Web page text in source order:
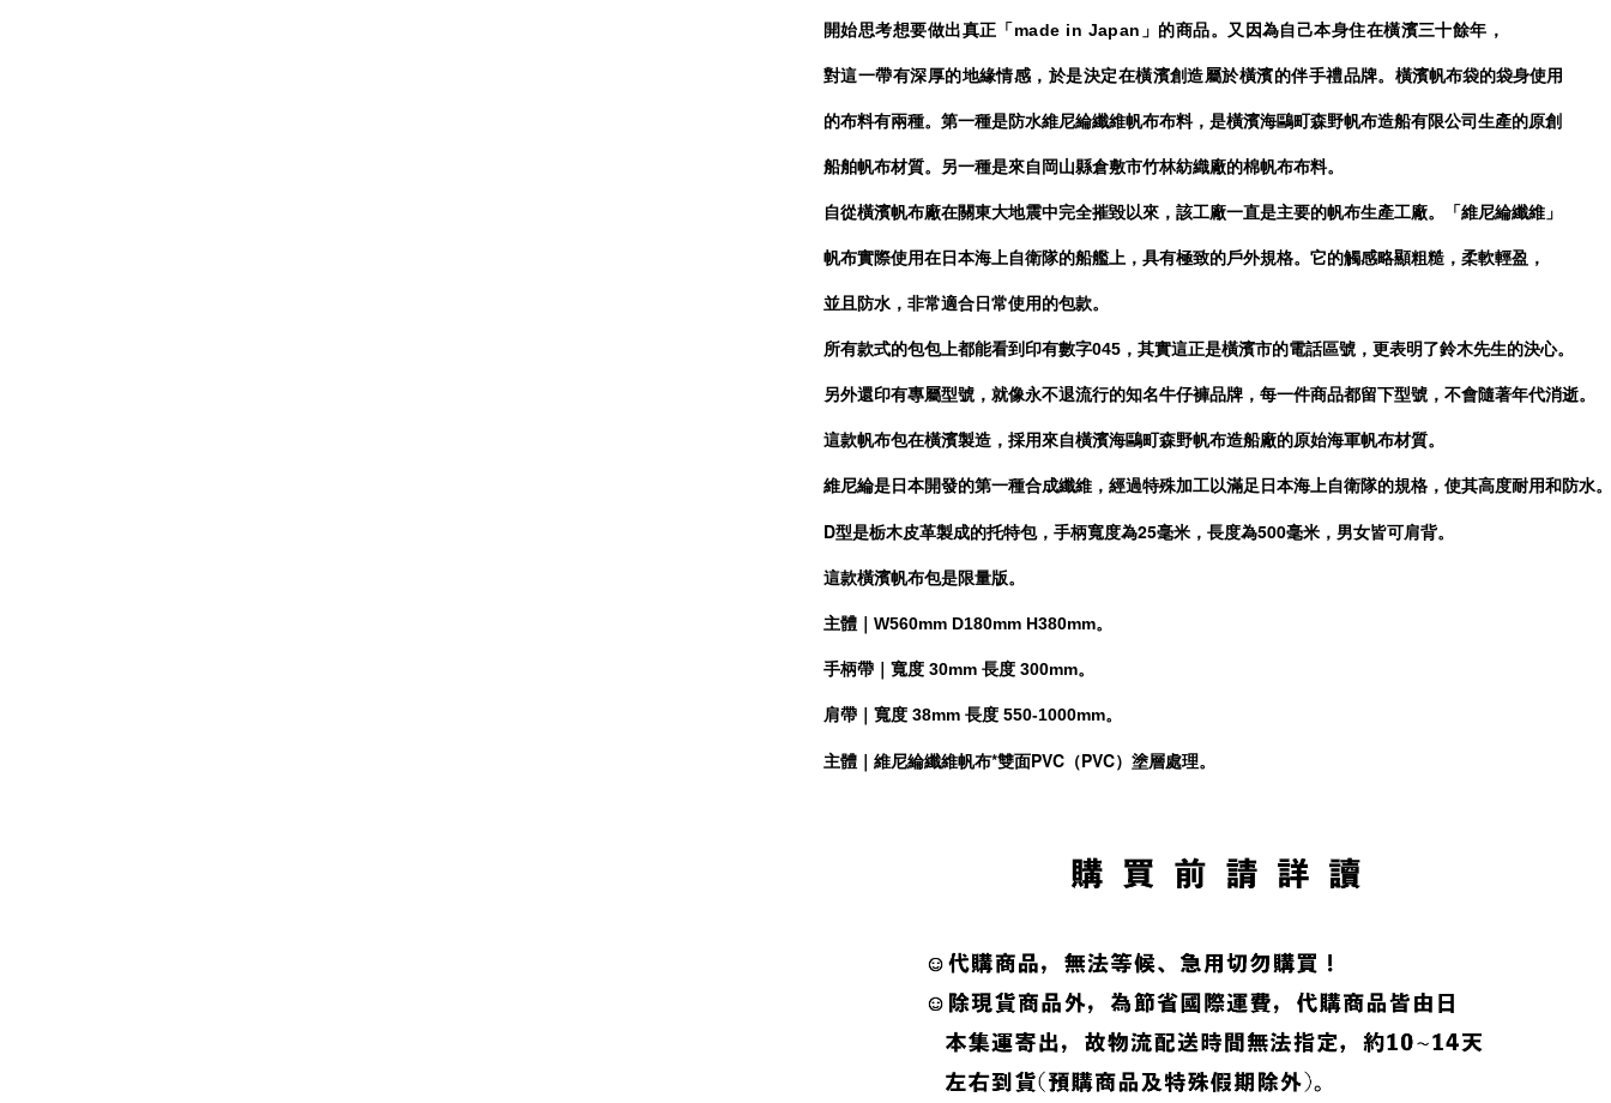
開始思考想要做出真正「made in Japan」的商品。又因為自己本身住在橫濱三十餘年，
對這一帶有深厚的地緣情感，於是決定在橫濱創造屬於橫濱的伴手禮品牌。 橫濱帆布袋的袋身使用
的布料有兩種。第一種是防水維尼綸纖維帆布布料，是橫濱海鷗町森野帆布造船有限公司生產的原創
船舶帆布材質。另一種是來自岡山縣倉敷市竹林紡織廠的棉帆布布料。
自從橫濱帆布廠在關東大地震中完全摧毀以來， 該工廠一直是主要的帆布生產工廠。「維尼綸纖維」
帆布實際使用在日本海上自衛隊的船艦上，具有極致的戶外規格。 它的觸感略顯粗糙，柔軟輕盈，
並且防水，非常適合日常使用的包款。
所有款式的包包上都能看到印有數字045，其實這正是橫濱市的電話區號，更表明了鈴木先生的決心。
另外還印有專屬型號，就像永不退流行的知名牛仔褲品牌，每一件商品都留下型號，不會隨著年代消逝。
這款帆布包在橫濱製造，採用來自橫濱海鷗町森野帆布造船廠的原始海軍帆布材質。
維尼綸是日本開發的第一種合成纖維，經過特殊加工以滿足日本海上自衛隊的規格， 使其高度耐用和防水。
D型是栃木皮革製成的托特包，手柄寬度為25毫米，長度為500毫米，男女皆可肩背。
這款橫濱帆布包是限量版。
主體｜W560mm D180mm H380mm。
手柄帶｜寬度 30mm 長度 300mm。
肩帶｜寬度 38mm 長度 550-1000mm。
主體｜維尼綸纖維帆布*雙面PVC（PVC）塗層處理。